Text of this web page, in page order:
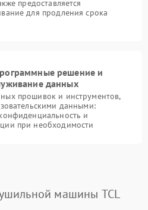
предоставляется
для продления срока
решение и
данных
прошивок и инструментов,
данными:
и
при необходимости
машины TCL